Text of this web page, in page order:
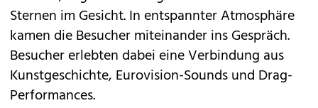
Sternen im Gesicht. In entspannter Atmosphäre
kamen die Besucher miteinander ins Gespräch.
Besucher erlebten dabei eine Verbindung aus
Kunstgeschichte, Eurovision-Sounds und Drag-
Performances.